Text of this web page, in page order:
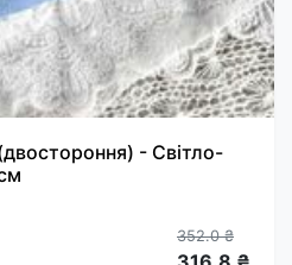
- Світло-
352.0 ₴